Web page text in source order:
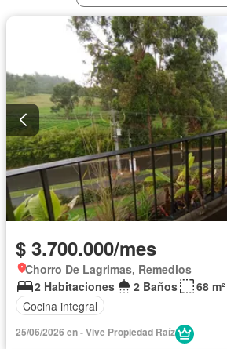
$ 3.700.000/mes
Chorro De Lagrimas, Remedios
2 Habitaciones
2 Baños
68 m²
Cocina integral
25/06/2026 en - Vive Propiedad Raíz